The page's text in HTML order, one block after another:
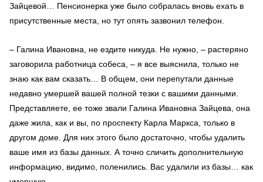
Зайцевой… Пенсионерка уже было собралась вновь ехать в
присутственные места, но тут опять зазвонил телефон.
– Галина Ивановна, не ездите никуда. Не нужно, – растеряно
заговорила работница собеса, – я все выяснила, только не
знаю как вам сказать… В общем, они перепутали данные
недавно умершей вашей полной тезки с вашими данными.
Представляете, ее тоже звали Галина Ивановна Зайцева, она
даже жила, как и вы, по проспекту Карла Маркса, только в
другом доме. Для них этого было достаточно, чтобы удалить
ваше имя из базы данных. А точно сличить дополнительную
информацию, видимо, поленились. Вас удалили из базы… как